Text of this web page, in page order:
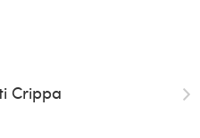
Crippa